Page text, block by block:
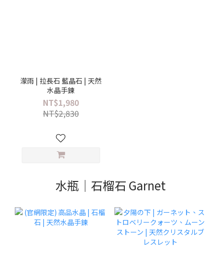
濛雨 | 拉長石 藍晶石 | 天然
水晶手鍊
NT$1,980
NT$2,830
水瓶｜石榴石 Garnet